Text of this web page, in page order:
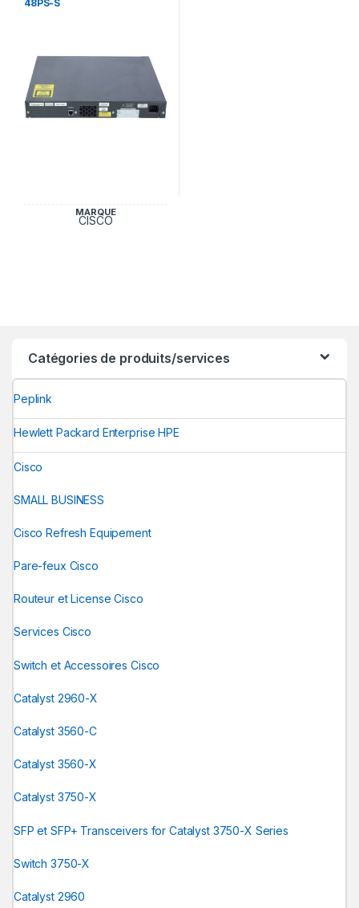
48PS-S
MARQUE
CISCO
Catégories de produits/services
Peplink
Hewlett Packard Enterprise HPE
Cisco
SMALL BUSINESS
Cisco Refresh Equipement
Pare-feux Cisco
Routeur et License Cisco
Services Cisco
Switch et Accessoires Cisco
Catalyst 2960-X
Catalyst 3560-C
Catalyst 3560-X
Catalyst 3750-X
SFP et SFP+ Transceivers for Catalyst 3750-X Series
Switch 3750-X
Catalyst 2960